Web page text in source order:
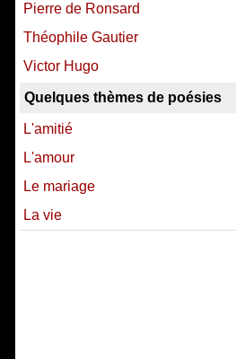
Pierre de Ronsard
Théophile Gautier
Victor Hugo
Quelques thèmes de poésies
L'amitié
L'amour
Le mariage
La vie